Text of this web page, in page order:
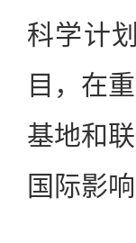
科学计
目，在
基地和
国际影